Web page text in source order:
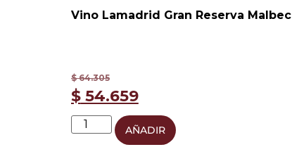
Vino Lamadrid Gran Reserva
$64.305
$54.659
AÑADIR